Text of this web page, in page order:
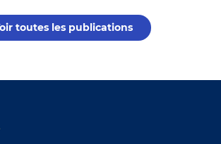
toutes les publications